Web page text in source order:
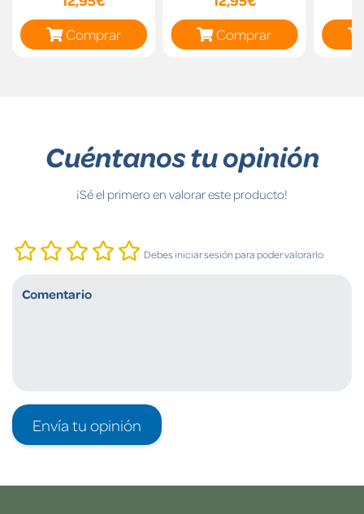
Comprar
Comprar
Cuéntanos tu opinión
¡Sé el primero en valorar este producto!
Debes iniciar sesión para poder valorarlo
Envía tu opinión